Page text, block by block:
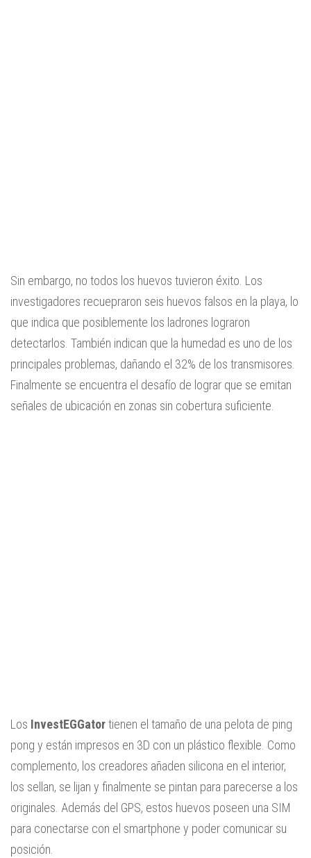
Sin embargo, no todos los huevos tuvieron éxito. Los
investigadores recuepraron seis huevos falsos en la playa, lo
que indica que posiblemente los ladrones lograron
detectarlos. También indican que la humedad es uno de los
principales problemas, dañando el 32% de los transmisores.
Finalmente se encuentra el desafío de lograr que se emitan
señales de ubicación en zonas sin cobertura suficiente.
Los InvestEGGatortienen el tamaño de una pelota de ping
pong y están impresos en 3D con un plástico flexible. Como
complemento, los creadores añaden silicona en el interior,
los sellan, se lijan y finalmente se pintan para parecerse a los
originales. Además del GPS, estos huevos poseen una SIM
para conectarse con el smartphone y poder comunicar su
posición.